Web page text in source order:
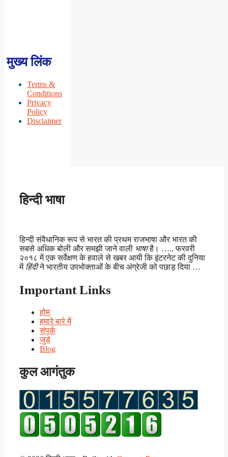
मुख्य लिंक
Terms &
Conditions
Privacy
Policy
Disclaimer
हिन्दी भाषा
हिन्दी संवैधानिक रूप से भारत की प्रथम राजभाषा और भारत की
सबसे अधिक बोली और समझी जाने वाली भाषाहै। ….. फरवरी
२०१८ में एक सर्वेक्षण के हवाले से खबर आयी कि इंटरनेट की दुनिया
में हिंदीने भारतीय उपभोक्ताओं के बीच अंग्रेजी को पछाड़ दिया …
Important Links
होम
हमारे बारे में
संपर्क
जुड़े
Blog
कुल आगंतुक